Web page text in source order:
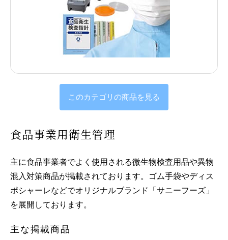
このカテゴリの商品を見る
食品事業用衛生管理
主に食品事業者でよく使用される微生物検査用品や異物
混入対策商品が掲載されております。ゴム手袋やディス
ポシャーレなどでオリジナルブランド「サニーフーズ」
を展開しております。
主な掲載商品